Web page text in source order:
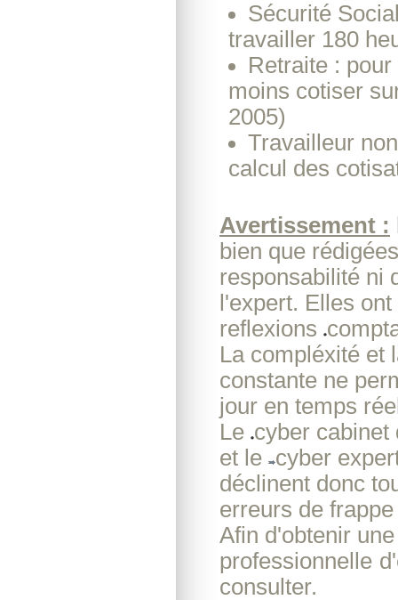
Sécurité
travailler 180
Retraite :
moins cotiser
2005)
Travailleur
calcul des
Avertissement :
bien que
responsabilité ni
l'expert. Elles
reflexions
La compléxité et
constante ne
jour en temps
Le cyber cabinet
et le cyber
déclinent donc
erreurs de
Afin d'obtenir
professionnelle
consulter.